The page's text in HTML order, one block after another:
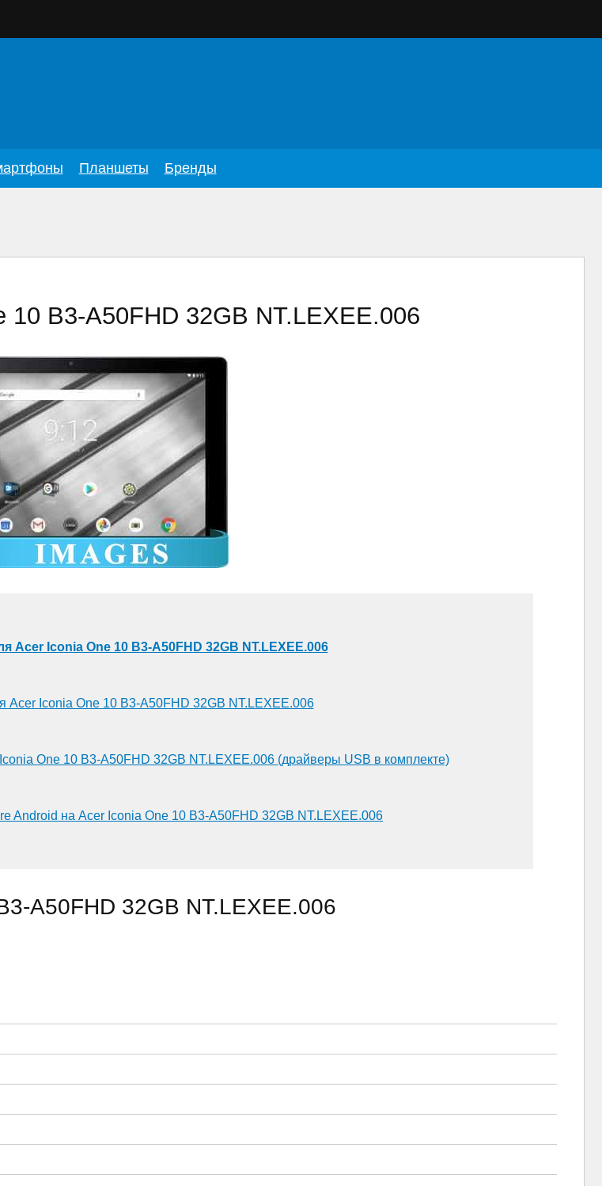
Планшеты Бренды
B3-A50FHD 32GB NT.LEXEE.006
Acer Iconia One 10 B3-A50FHD 32GB NT.LEXEE.006
Acer Iconia One 10 B3-A50FHD 32GB NT.LEXEE.006
One 10 B3-A50FHD 32GB NT.LEXEE.006 (драйверы USB в комплекте)
Android на Acer Iconia One 10 B3-A50FHD 32GB NT.LEXEE.006
A50FHD 32GB NT.LEXEE.006